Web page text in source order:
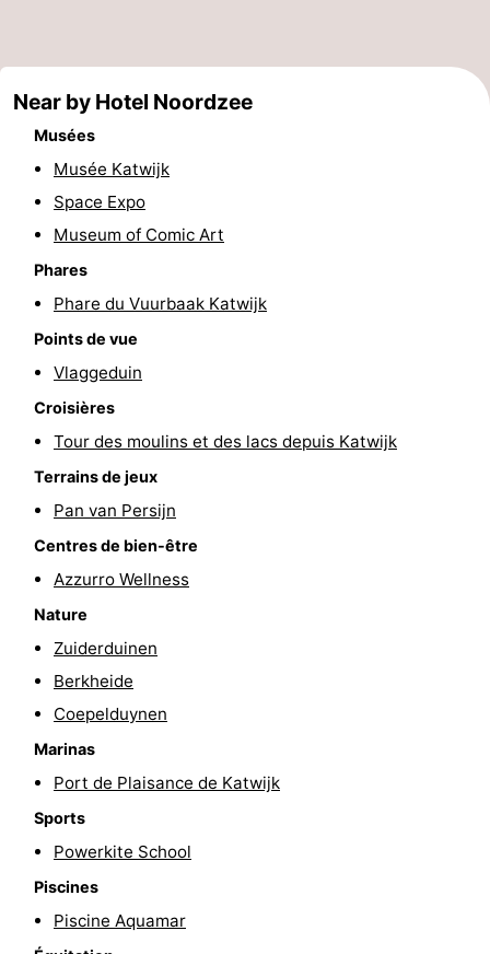
de
Aires
jeux
intérieures
-
bien-
être
Villages
villes
Nature
Sports
Piscines
Faire
vélo
Équitation
Terrains
Surfen
Peche
Sportive
Equitation
Boire
Événements
Forum
Near by Hotel Noordzee
Musées
Musée Katwijk
Space Expo
Museum of Comic Art
Phares
Phare du Vuurbaak Katwijk
Points de vue
Vlaggeduin
Croisières
Tour des moulins et des lacs depuis Katwijk
Terrains de jeux
Pan van Persijn
Centres de bien-être
Azzurro Wellness
Nature
Zuiderduinen
Berkheide
Coepelduynen
Marinas
Port de Plaisance de Katwijk
Sports
Powerkite School
Piscines
Piscine Aquamar